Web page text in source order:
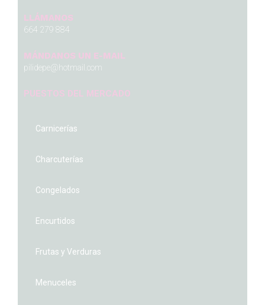
LLÁMANOS
664 279 884
MÁNDANOS UN E-MAIL
pilidepe@hotmail.com
PUESTOS DEL MERCADO
Carnicerías
Charcuterías
Congelados
Encurtidos
Frutas y Verduras
Menuceles